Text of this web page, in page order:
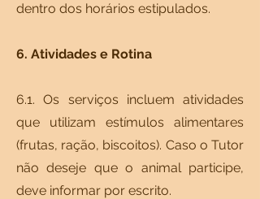
dentro dos horários estipulados.
6. Atividades e Rotina
6.1. Os serviços incluem atividades
que utilizam estímulos alimentares
(frutas, ração, biscoitos). Caso o Tutor
não deseje que o animal participe,
deve informar por escrito.